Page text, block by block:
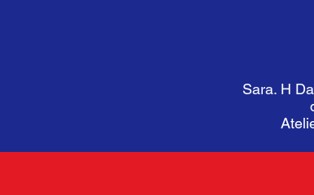
Sara. H